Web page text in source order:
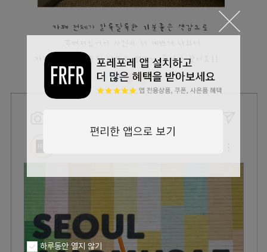
하루동안 열지 않기